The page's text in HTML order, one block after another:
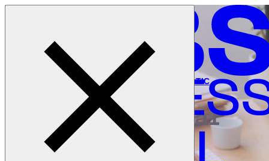
Inicio
Recursos
Webinar: Claves en la evolución de las TIC
bibliotecadigital
Accede a más de 150 Recursos, Guías,